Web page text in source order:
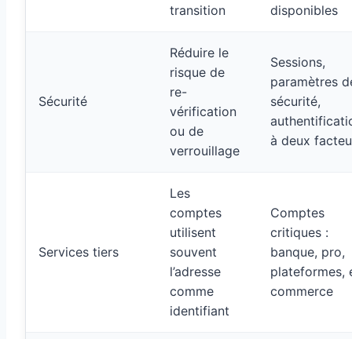
transition
disponibles
Sécurité
Réduire le
risque de
re-
vérification
ou de
verrouillage
Sessions,
paramètres
sécurité,
à deux
Services tiers
Les
comptes
utilisent
souvent
l’adresse
comme
identifiant
Comptes
critiques :
banque, pro,
plateformes,
commerce